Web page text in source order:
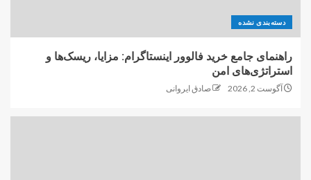
دسته‌بندی نشده
راهنمای جامع خرید فالوور اینستاگرام: مزایا، ریسک‌ها و
استراتژی‌های امن
آگوست 2, 2026 صادق ایروانی